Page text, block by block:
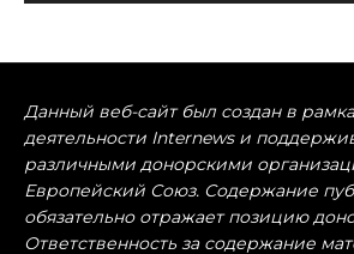
Данный веб-сайт был создан в
деятельности Internews и
различными донорскими
Европейский Союз. Содержание
обязательно отражает позицию
Ответственность за содержание